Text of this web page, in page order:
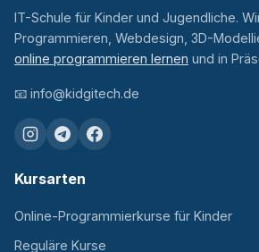
IT-Schule für Kinder und Jugendliche.
Programmieren, Webdesign, 3D-
online programmieren lernen und in
📧 info@kidgitech.de
Kursarten
Online-Programmierkurse für Kinder
Reguläre Kurse